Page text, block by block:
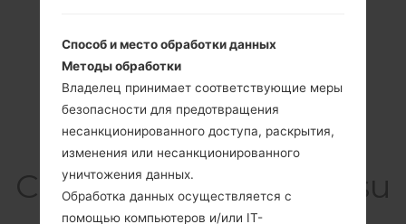
СпецификацияSamsu
Способ и место обработки данных
Методы обработки
Владелец принимает соответствующие меры
безопасности для предотвращения
несанкционированного доступа, раскрытия,
изменения или несанкционированного
уничтожения данных.
Обработка данных осуществляется с
помощью компьютеров и/или IT-